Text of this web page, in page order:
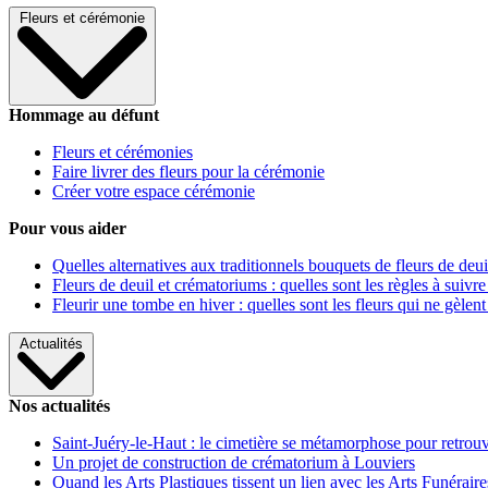
Fleurs et cérémonie
Hommage au défunt
Fleurs et cérémonies
Faire livrer des fleurs pour la cérémonie
Créer votre espace cérémonie
Pour vous aider
Quelles alternatives aux traditionnels bouquets de fleurs de
Fleurs de deuil et crématoriums : quelles sont les règles à
Fleurir une tombe en hiver : quelles sont les fleurs qui ne gèlent
Actualités
Nos actualités
Saint-Juéry-le-Haut : le cimetière se métamorphose pour
Un projet de construction de crématorium à Louviers
Quand les Arts Plastiques tissent un lien avec les Arts